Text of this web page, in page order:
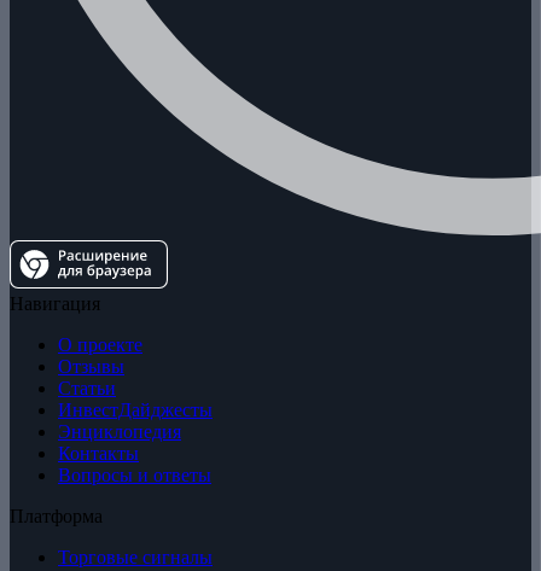
Навигация
О проекте
Отзывы
Статьи
ИнвестДайджесты
Энциклопедия
Контакты
Вопросы и ответы
Платформа
Торговые сигналы